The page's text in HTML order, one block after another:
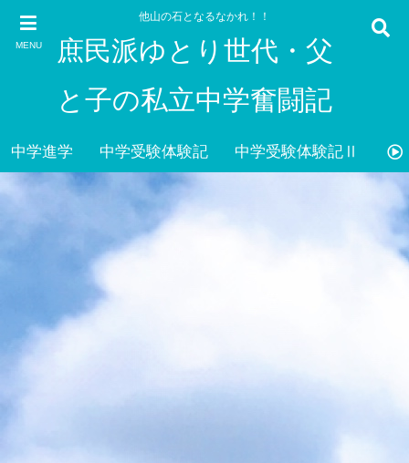
MENU
他山の石となるなかれ！！
庶民派ゆとり世代・父
と子の私立中学奮闘記
中学進学 中学受験体験記 中学受験体験記Ⅱ 雑